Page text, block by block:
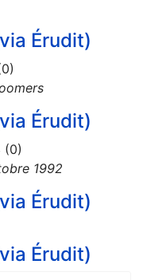
Érudit)
Érudit)
(0)
1992
Érudit)
Érudit)